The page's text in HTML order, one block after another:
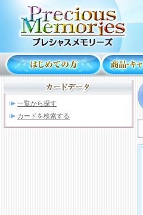
一覧から探す
カードを検索する